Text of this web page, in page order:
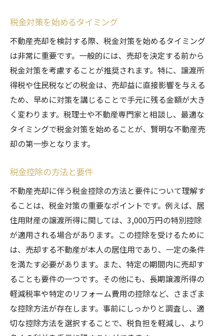
税金対策を始めるタイミング
不動産売却を検討する際、税金対策を始めるタイミング
は非常に重要です。一般的には、売却を決定する前から
税金対策を考慮することが推奨されます。特に、譲渡所
得税や住民税などの税金は、売却益に直接影響を与える
ため、早めに対策を講じることで手元に残る金額が大き
く変わります。税理士や不動産専門家と相談し、最適な
タイミングで税金対策を始めることが、賢明な不動産売
却の第一歩となります。
税金控除の方法と要件
不動産売却に伴う税金控除の方法と要件について理解す
ることは、税金対策の重要なポイントです。例えば、居
住用財産の譲渡所得に関しては、3,000万円の特別控除
が適用される場合があります。この控除を受けるために
は、売却する不動産が本人の居住用であり、一定の条件
を満たす必要があります。また、特定の期間内に売却す
ることも要件の一つです。その他にも、長期譲渡所得の
軽減税率や特定のリフォーム費用の控除など、さまざま
な控除方法が存在します。事前にしっかりと調査し、適
切な控除方法を選択することで、税負担を軽減し、より